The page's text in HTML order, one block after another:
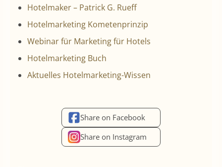
Hotelmaker – Patrick G. Rueff
Hotelmarketing Kometenprinzip
Webinar für Marketing für Hotels
Hotelmarketing Buch
Aktuelles Hotelmarketing-Wissen
Share on Facebook
Share on Instagram